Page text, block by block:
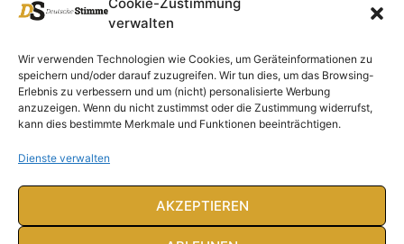
verwalten
Wir verwenden Technologien wie Cookies, um Geräteinformationen zu
speichern und/oder darauf zuzugreifen. Wir tun dies, um das Browsing-
Erlebnis zu verbessern und um (nicht) personalisierte Werbung
anzuzeigen. Wenn du nicht zustimmst oder die Zustimmung widerrufst,
kann dies bestimmte Merkmale und Funktionen beeinträchtigen.
Dienste verwalten
AKZEPTIEREN
Unser Magazin
Spenden
Ausgaben
Abonnieren
Rubriken
Deutschland
Ausland
Feuilleton
Rechtliches
Rechtliche Hinweise
Impressum
Datenschutzerklärung